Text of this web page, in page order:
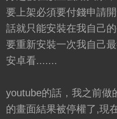
要上架必須要付錢申請
話就只能安裝在我自己
要重新安裝一次我自己
安卓看.......
youtube的話，我之前做
的畫面結果被停權了,現